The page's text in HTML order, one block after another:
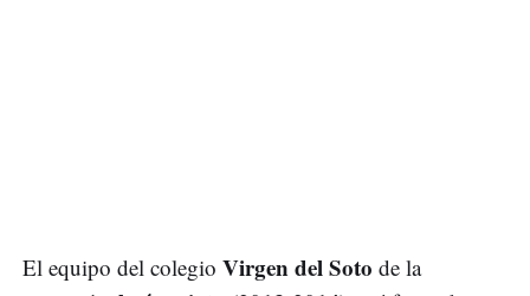
El equipo del colegio Virgen del Soto de la